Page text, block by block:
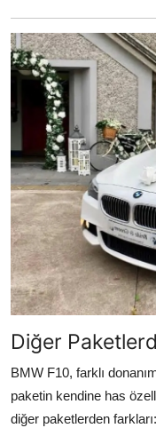
Diğer
BMW F10, farklı
paketin kendine has
diğer paketlerden farkları: